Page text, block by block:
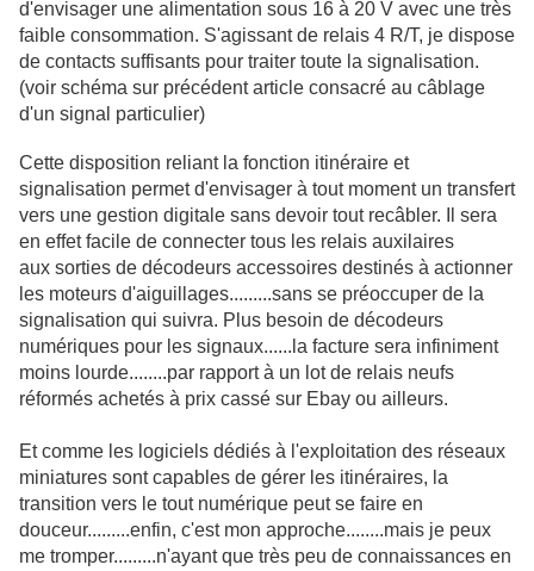
d'envisager une alimentation sous 16 à 20 V avec une très
faible consommation. S'agissant de relais 4 R/T, je dispose
de contacts suffisants pour traiter toute la signalisation.
(voir schéma sur précédent article consacré au câblage
d'un signal particulier)
Cette disposition reliant la fonction itinéraire et
signalisation permet d'envisager à tout moment un transfert
vers une gestion digitale sans devoir tout recâbler. Il sera
en effet facile de connecter tous les relais auxilaires
aux sorties de décodeurs accessoires destinés à actionner
les moteurs d'aiguillages.........sans se préoccuper de la
signalisation qui suivra. Plus besoin de décodeurs
numériques pour les signaux......la facture sera infiniment
moins lourde........par rapport à un lot de relais neufs
réformés achetés à prix cassé sur Ebay ou ailleurs.
Et comme les logiciels dédiés à l'exploitation des réseaux
miniatures sont capables de gérer les itinéraires, la
transition vers le tout numérique peut se faire en
douceur.........enfin, c'est mon approche........mais je peux
me tromper.........n'ayant que très peu de connaissances en